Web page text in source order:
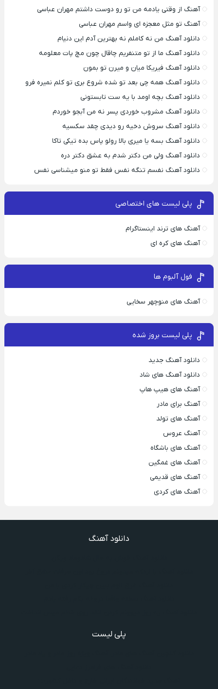
آهنگ از وقتی یادمه من تو رو دوست داشتم مهران عباسی
آهنگ تو مثل معجزه ای واسم مهران عباسی
دانلود آهنگ من نه کاملم نه بهترین آدم این دنیام
دانلود آهنگ ما از تو متنفریم چاقال چون مچ پات معلومه
دانلود آهنگ فیریکا میان و میرن تو بمون
دانلود آهنگ همه چی بعد تو شده شروع بری تو کلم نمیره فرو
دانلود آهنگ بچه اومد با یه ست تابستونی
دانلود آهنگ مشروب خوردی پسر نه من آبجو خوردم
دانلود آهنگ سروش دخیه رو دیدی چقد سکسیه
دانلود آهنگ بسه یا میری بالا رولو پاس بده تیکی تاکا
دانلود آهنگ ولی من دکتر شدم به عشق دکتر دره
دانلود آهنگ نفسم تنگه نفس فقط تو منو میشناسی نفس
پلی لیست های اختصاصی
آهنگ های ترند اینستاگرام
آهنگ های کره ای
فول آلبوم ها
آهنگ های منوچهر سخایی
پلی لیست بروز شده
دانلود آهنگ جدید
دانلود آهنگ های شاد
آهنگ های هیپ هاپ
آهنگ برای مادر
آهنگ های تولد
آهنگ عروس
آهنگ های باشگاه
آهنگ های غمگین
آهنگ های قدیمی
آهنگ های کردی
دانلود آهنگ
پلی لیست